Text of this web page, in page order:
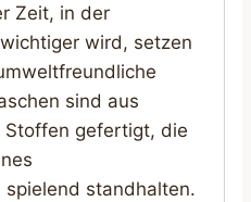
Zeit, in der
wird, setzen
sind aus
Stoffen gefertigt, die
spielend standhalten.